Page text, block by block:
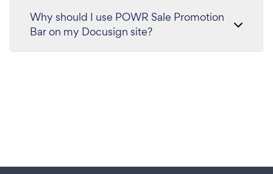
Why should I use POWR Sale Promotion
Bar on my Docusign site?